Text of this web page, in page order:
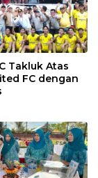
Takluk Atas
FC dengan